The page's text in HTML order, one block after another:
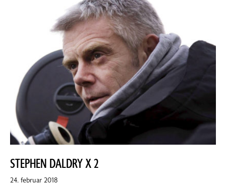
STEPHEN DALDRY X 2
24. februar 20181.